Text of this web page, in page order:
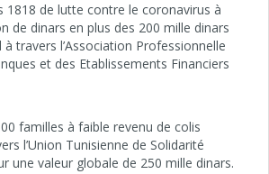
1818 de lutte contre le coronavirus à
de dinars en plus des 200 mille dinars
travers l’Association Professionnelle
et des Etablissements Financiers
familles à faible revenu de colis
l’Union Tunisienne de Solidarité
une valeur globale de 250 mille dinars.